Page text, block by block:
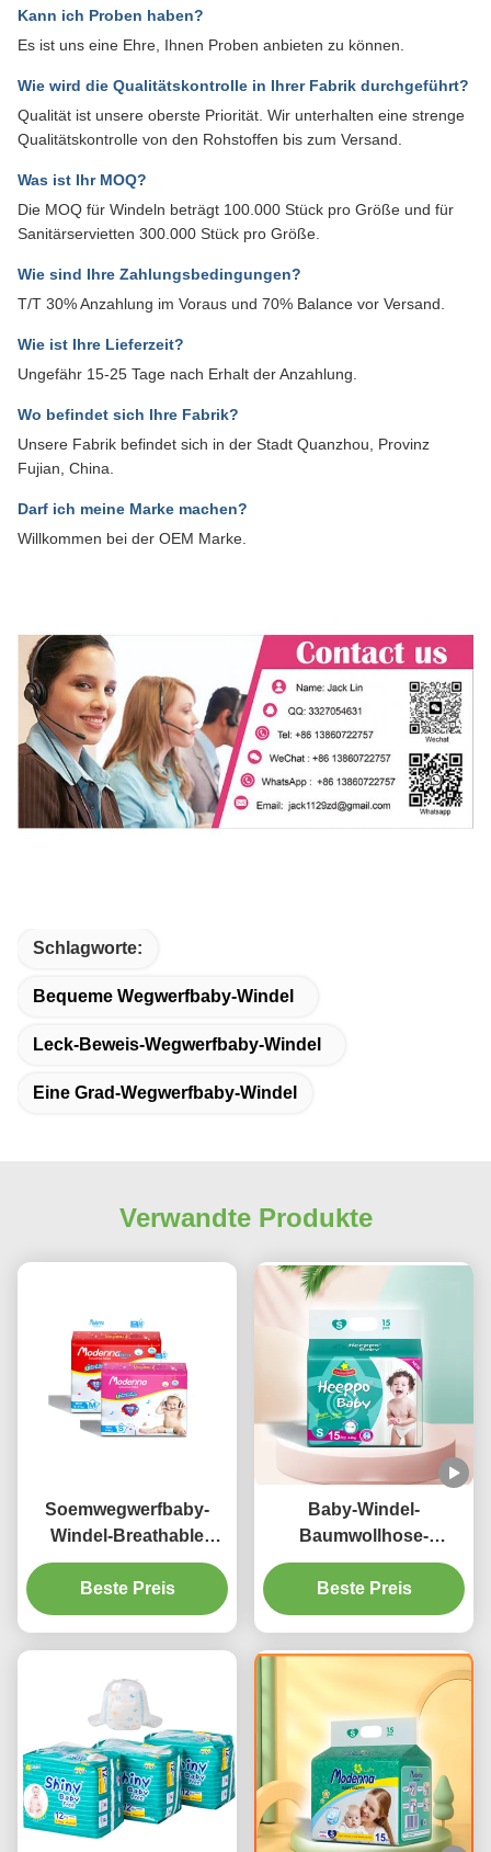
Kann ich Proben haben?
Es ist uns eine Ehre, Ihnen Proben anbieten zu können.
Wie wird die Qualitätskontrolle in Ihrer Fabrik durchgeführt?
Qualität ist unsere oberste Priorität. Wir unterhalten eine strenge
Qualitätskontrolle von den Rohstoffen bis zum Versand.
Was ist Ihr MOQ?
Die MOQ für Windeln beträgt 100.000 Stück pro Größe und für
Sanitärservietten 300.000 Stück pro Größe.
Wie sind Ihre Zahlungsbedingungen?
T/T 30% Anzahlung im Voraus und 70% Balance vor Versand.
Wie ist Ihre Lieferzeit?
Ungefähr 15-25 Tage nach Erhalt der Anzahlung.
Wo befindet sich Ihre Fabrik?
Unsere Fabrik befindet sich in der Stadt Quanzhou, Provinz
Fujian, China.
Darf ich meine Marke machen?
Willkommen bei der OEM Marke.
Schlagworte:
Bequeme Wegwerfbaby-Windel
Leck-Beweis-Wegwerfbaby-Windel
Eine Grad-Wegwerfbaby-Windel
Verwandte Produkte
Soemwegwerfbaby-
Windel-Breathable
super saugfähige
neugeborene
Wegwerfwindeln
Beste Preis
Baby-Windel-
Baumwollhose-
Eigenmarken-
Breathable Windel
keucht neugeborenes
Beste Preis